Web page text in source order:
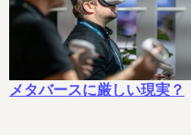
メタバースに厳しい現実？